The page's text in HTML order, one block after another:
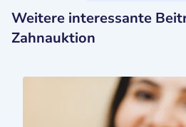
Weitere interessante
Zahnauktion